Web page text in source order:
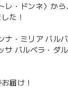
・ドンネ〉か
た！
・ミリア バル
バルベラ・ダ
届け！